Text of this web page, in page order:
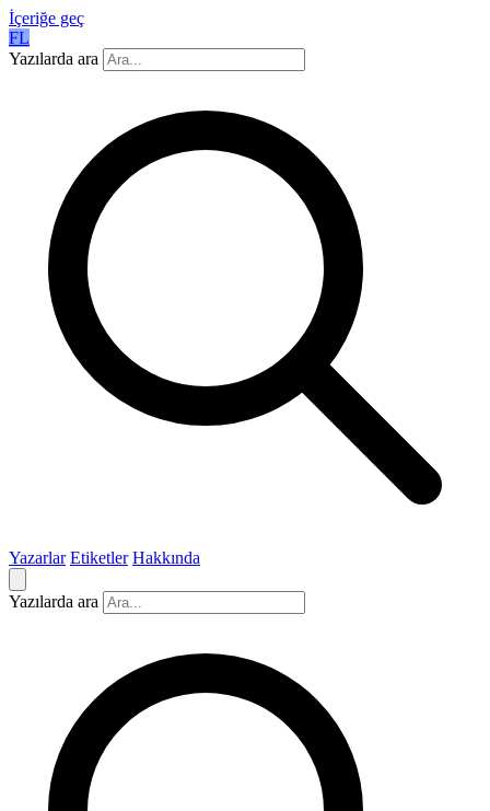
İçeriğe geç
FL
Yazılarda ara
Yazarlar Etiketler Hakkında
Yazılarda ara